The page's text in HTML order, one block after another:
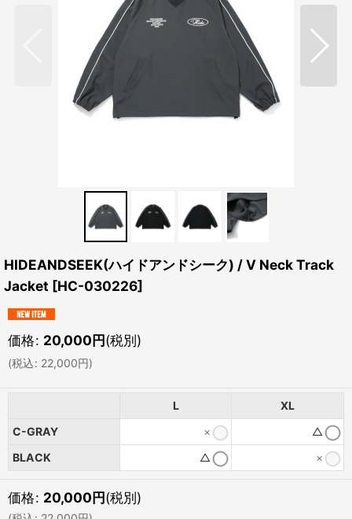
HIDEANDSEEK(ハイドアンドシーク) / V Neck Track
Jacket [HC-030226]
価格: 20,000円(税別)
(税込: 22,000円)
L
XL
C-GRAY
×
△
BLACK
△ ×
価格: 20,000円(税別)